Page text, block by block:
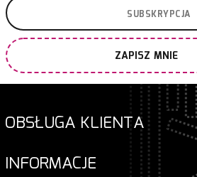
ZAPISZ MNIE
OBSŁUGA KLIENTA
INFORMACJE